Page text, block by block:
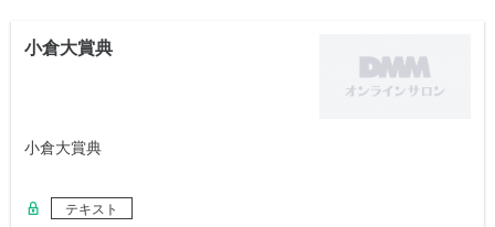
小倉大賞典
小倉大賞典
テキスト